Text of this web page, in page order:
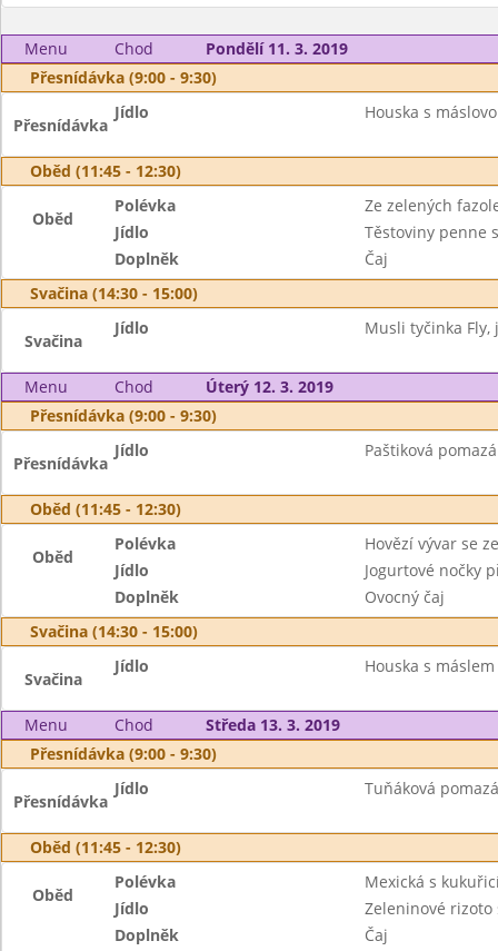
Menu Chod
Pondělí 11. 3. 2019
Přesnídávka (9:00 - 9:30)
Přesnídávka
Jídlo Houska s
Oběd (11:45 - 12:30)
Oběd
Polévka
Ze zelených
Jídlo
Těstoviny penne
Doplněk
Čaj
Svačina (14:30 - 15:00)
Svačina
Jídlo Musli tyčinka Fly,
Menu Chod
Úterý 12. 3. 2019
Přesnídávka (9:00 - 9:30)
Přesnídávka
Jídlo Paštiková
Oběd (11:45 - 12:30)
Oběd
Polévka
Hovězí vývar se
Jídlo
Jogurtové nočky
Doplněk
Ovocný čaj
Svačina (14:30 - 15:00)
Svačina
Jídlo Houska s
Menu Chod
Středa 13. 3. 2019
Přesnídávka (9:00 - 9:30)
Přesnídávka
Jídlo Tuňáková
Oběd (11:45 - 12:30)
Oběd
Polévka
Mexická s
Jídlo
Zeleninové
Doplněk
Čaj